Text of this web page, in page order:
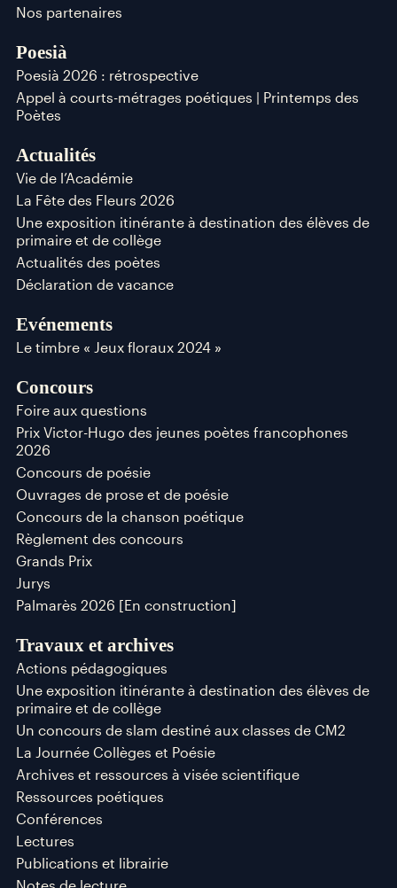
Nos partenaires
Poesià
Poesià 2026 : rétrospective
Appel à courts-métrages poétiques | Printemps des
Poètes
Actualités
Vie de l’Académie
La Fête des Fleurs 2026
Une exposition itinérante à destination des élèves de
primaire et de collège
Actualités des poètes
Déclaration de vacance
Evénements
Le timbre « Jeux floraux 2024 »
Concours
Foire aux questions
Prix Victor-Hugo des jeunes poètes francophones
2026
Concours de poésie
Ouvrages de prose et de poésie
Concours de la chanson poétique
Règlement des concours
Grands Prix
Jurys
Palmarès 2026 [En construction]
Travaux et archives
Actions pédagogiques
Une exposition itinérante à destination des élèves de
primaire et de collège
Un concours de slam destiné aux classes de CM2
La Journée Collèges et Poésie
Archives et ressources à visée scientifique
Ressources poétiques
Conférences
Lectures
Publications et librairie